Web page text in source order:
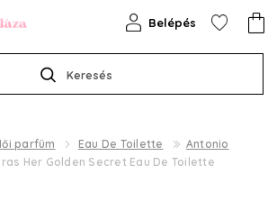
Keresés
Belépés
parfüm Eau De Toilette
Antonio
Her Golden Secret Eau De Toilette